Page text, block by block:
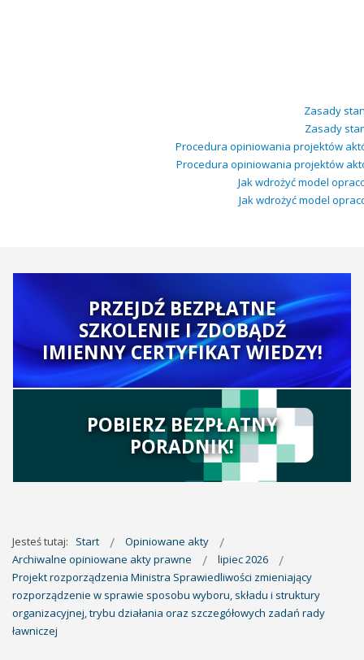
Zasady
Zasady
Procedura opiniowania projektów
Procedura opiniowania projektów
Jak wdrożyć model
Jak wdrożyć model
PRZEJDŹ BEZPŁATNE
SZKOLENIE I ZDOBĄDŹ
IMIENNY CERTYFIKAT WIEDZY!
POBIERZ BEZPŁATNY
PORADNIK!
Jesteś tutaj: Start
Opiniowane akty
Archiwalne opiniowane akty prawne
lipiec 2026
Projekt rozporządzenia Ministra Sprawiedliwości zmieniający
rozporządzenie w sprawie sposobu wyboru, składu i struktury
organizacyjnej, trybu działania oraz szczegółowych zadań rady
ławniczej